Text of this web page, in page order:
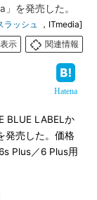
を発売した。
ラッシュ
，ITmedia]
示
関連情報
Hatena
BLUE LABELか
発売した。価格
Plus／6 Plus用